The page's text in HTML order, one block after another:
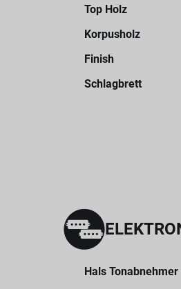
Top Holz
Korpusholz
Finish
Schlagbrett
Hals Tonabnehmer